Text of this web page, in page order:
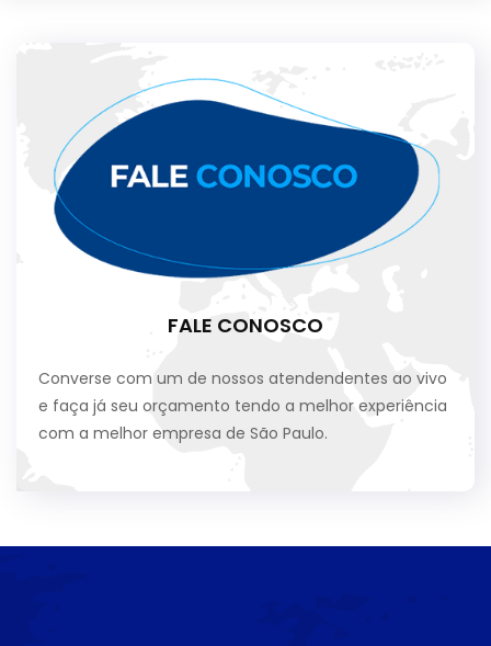
FALE CONOSCO
Converse com um de nossos atendendentes ao vivo
e faça já seu orçamento tendo a melhor experiência
com a melhor empresa de São Paulo.